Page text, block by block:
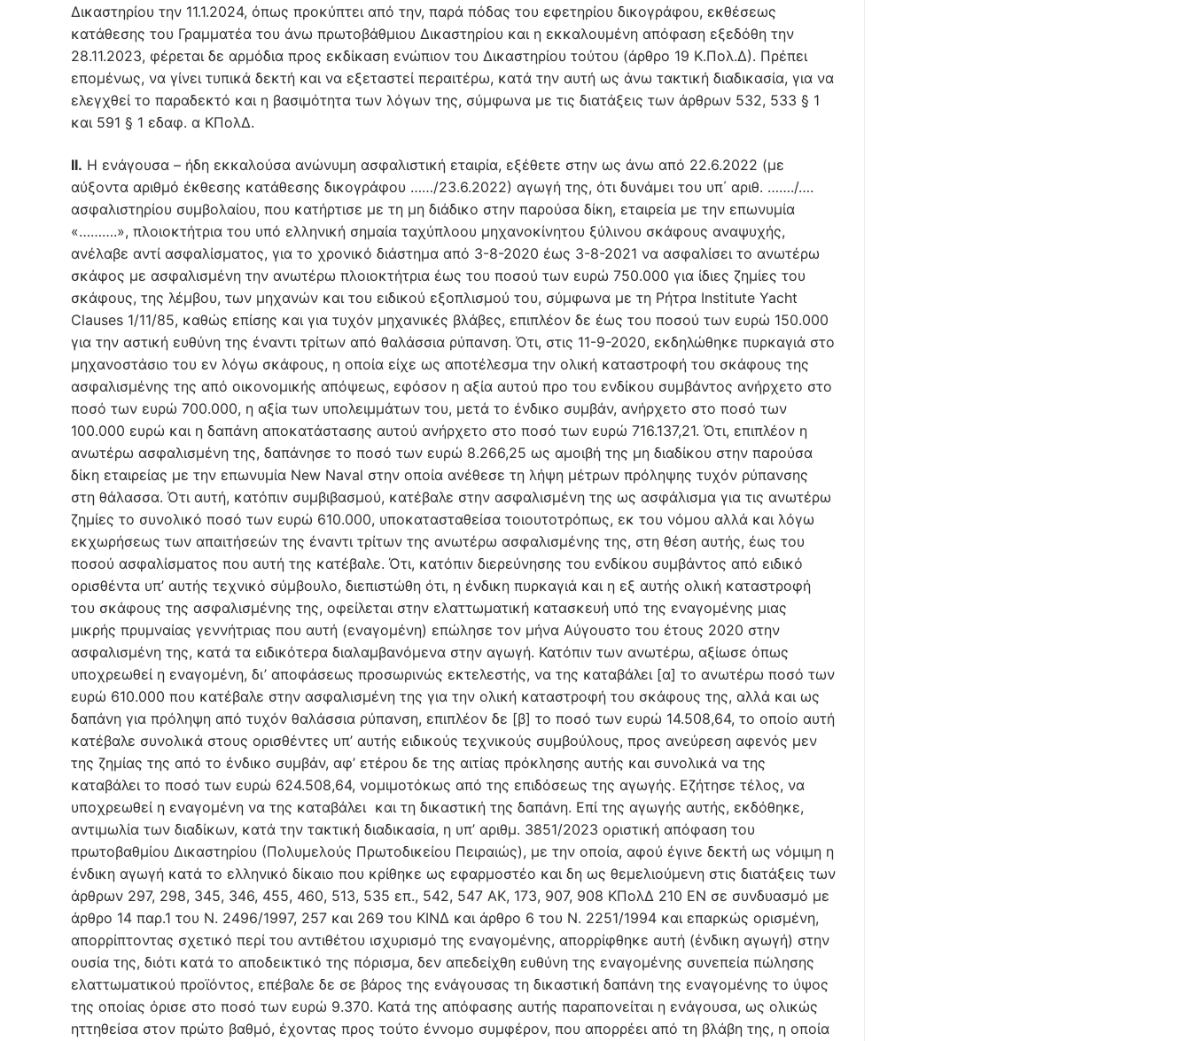
Δικαστηρίου την 11.1.2024, όπως προκύπτει από την, παρά πόδας του εφετηρίου δικογράφου, εκθέσεως
κατάθεσης του Γραμματέα του άνω πρωτοβάθμιου Δικαστηρίου και η εκκαλουμένη απόφαση εξεδόθη την
28.11.2023, φέρεται δε αρμόδια προς εκδίκαση ενώπιον του Δικαστηρίου τούτου (άρθρο 19 Κ.Πολ.Δ). Πρέπει
επομένως, να γίνει τυπικά δεκτή και να εξεταστεί περαιτέρω, κατά την αυτή ως άνω τακτική διαδικασία, για να
ελεγχθεί το παραδεκτό και η βασιμότητα των λόγων της, σύμφωνα με τις διατάξεις των άρθρων 532, 533 § 1
και 591 § 1 εδαφ. α ΚΠολΔ.
ΙΙ. Η ενάγουσα – ήδη εκκαλούσα ανώνυμη ασφαλιστική εταιρία, εξέθετε στην ως άνω από 22.6.2022 (με
αύξοντα αριθμό έκθεσης κατάθεσης δικογράφου ……/23.6.2022) αγωγή της, ότι δυνάμει του υπ΄ αριθ. ……./….
ασφαλιστηρίου συμβολαίου, που κατήρτισε με τη μη διάδικο στην παρούσα δίκη, εταιρεία με την επωνυμία
«……….», πλοιοκτήτρια του υπό ελληνική σημαία ταχύπλοου μηχανοκίνητου ξύλινου σκάφους αναψυχής,
ανέλαβε αντί ασφαλίσματος, για το χρονικό διάστημα από 3-8-2020 έως 3-8-2021 να ασφαλίσει το ανωτέρω
σκάφος με ασφαλισμένη την ανωτέρω πλοιοκτήτρια έως του ποσού των ευρώ 750.000 για ίδιες ζημίες του
σκάφους, της λέμβου, των μηχανών και του ειδικού εξοπλισμού του, σύμφωνα με τη Ρήτρα Institute Yacht
Clauses 1/11/85, καθώς επίσης και για τυχόν μηχανικές βλάβες, επιπλέον δε έως του ποσού των ευρώ 150.000
για την αστική ευθύνη της έναντι τρίτων από θαλάσσια ρύπανση. Ότι, στις 11-9-2020, εκδηλώθηκε πυρκαγιά στο
μηχανοστάσιο του εν λόγω σκάφους, η οποία είχε ως αποτέλεσμα την ολική καταστροφή του σκάφους της
ασφαλισμένης της από οικονομικής απόψεως, εφόσον η αξία αυτού προ του ενδίκου συμβάντος ανήρχετο στο
ποσό των ευρώ 700.000, η αξία των υπολειμμάτων του, μετά το ένδικο συμβάν, ανήρχετο στο ποσό των
100.000 ευρώ και η δαπάνη αποκατάστασης αυτού ανήρχετο στο ποσό των ευρώ 716.137,21. Ότι, επιπλέον η
ανωτέρω ασφαλισμένη της, δαπάνησε το ποσό των ευρώ 8.266,25 ως αμοιβή της μη διαδίκου στην παρούσα
δίκη εταιρείας με την επωνυμία New Naval στην οποία ανέθεσε τη λήψη μέτρων πρόληψης τυχόν ρύπανσης
στη θάλασσα. Ότι αυτή, κατόπιν συμβιβασμού, κατέβαλε στην ασφαλισμένη της ως ασφάλισμα για τις ανωτέρω
ζημίες το συνολικό ποσό των ευρώ 610.000, υποκατασταθείσα τοιουτοτρόπως, εκ του νόμου αλλά και λόγω
εκχωρήσεως των απαιτήσεών της έναντι τρίτων της ανωτέρω ασφαλισμένης της, στη θέση αυτής, έως του
ποσού ασφαλίσματος που αυτή της κατέβαλε. Ότι, κατόπιν διερεύνησης του ενδίκου συμβάντος από ειδικό
ορισθέντα υπ’ αυτής τεχνικό σύμβουλο, διεπιστώθη ότι, η ένδικη πυρκαγιά και η εξ αυτής ολική καταστροφή
του σκάφους της ασφαλισμένης της, οφείλεται στην ελαττωματική κατασκευή υπό της εναγομένης μιας
μικρής πρυμναίας γεννήτριας που αυτή (εναγομένη) επώλησε τον μήνα Αύγουστο του έτους 2020 στην
ασφαλισμένη της, κατά τα ειδικότερα διαλαμβανόμενα στην αγωγή. Κατόπιν των ανωτέρω, αξίωσε όπως
υποχρεωθεί η εναγομένη, δι’ αποφάσεως προσωρινώς εκτελεστής, να της καταβάλει [α] το ανωτέρω ποσό των
ευρώ 610.000 που κατέβαλε στην ασφαλισμένη της για την ολική καταστροφή του σκάφους της, αλλά και ως
δαπάνη για πρόληψη από τυχόν θαλάσσια ρύπανση, επιπλέον δε [β] το ποσό των ευρώ 14.508,64, το οποίο αυτή
κατέβαλε συνολικά στους ορισθέντες υπ’ αυτής ειδικούς τεχνικούς συμβούλους, προς ανεύρεση αφενός μεν
της ζημίας της από το ένδικο συμβάν, αφ’ ετέρου δε της αιτίας πρόκλησης αυτής και συνολικά να της
καταβάλει το ποσό των ευρώ 624.508,64, νομιμοτόκως από της επιδόσεως της αγωγής. Εζήτησε τέλος, να
υποχρεωθεί η εναγομένη να της καταβάλει και τη δικαστική της δαπάνη. Επί της αγωγής αυτής, εκδόθηκε,
αντιμωλία των διαδίκων, κατά την τακτική διαδικασία, η υπ’ αριθμ. 3851/2023 οριστική απόφαση του
πρωτοβαθμίου Δικαστηρίου (Πολυμελούς Πρωτοδικείου Πειραιώς), με την οποία, αφού έγινε δεκτή ως νόμιμη η
ένδικη αγωγή κατά το ελληνικό δίκαιο που κρίθηκε ως εφαρμοστέο και δη ως θεμελιούμενη στις διατάξεις των
άρθρων 297, 298, 345, 346, 455, 460, 513, 535 επ., 542, 547 ΑΚ, 173, 907, 908 ΚΠολΔ 210 ΕΝ σε συνδυασμό με
άρθρο 14 παρ.1 του Ν. 2496/1997, 257 και 269 του ΚΙΝΔ και άρθρο 6 του Ν. 2251/1994 και επαρκώς ορισμένη,
απορρίπτοντας σχετικό περί του αντιθέτου ισχυρισμό της εναγομένης, απορρίφθηκε αυτή (ένδικη αγωγή) στην
ουσία της, διότι κατά το αποδεικτικό της πόρισμα, δεν απεδείχθη ευθύνη της εναγομένης συνεπεία πώλησης
ελαττωματικού προϊόντος, επέβαλε δε σε βάρος της ενάγουσας τη δικαστική δαπάνη της εναγομένης το ύψος
της οποίας όρισε στο ποσό των ευρώ 9.370. Κατά της απόφασης αυτής παραπονείται η ενάγουσα, ως ολικώς
ηττηθείσα στον πρώτο βαθμό, έχοντας προς τούτο έννομο συμφέρον, που απορρέει από τη βλάβη της, η οποία